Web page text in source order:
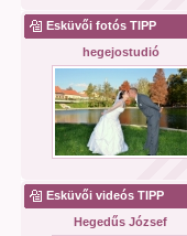
Esküvői fotós TIPP
hegejostudió
Esküvői videós TIPP
Hegedűs József